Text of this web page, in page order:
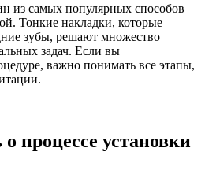
из самых популярных способов
Тонкие накладки, которые
зубы, решают множество
задач. Если вы
важно понимать все этапы,
процессе установки